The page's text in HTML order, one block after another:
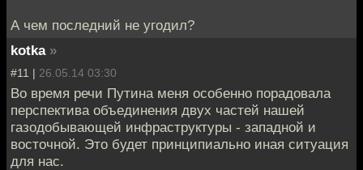
А чем последний не угодил?
kotka »
#11 | 26.05.14 03:30
Во время речи Путина меня особенно порадовала
перспектива объединения двух частей нашей
газодобывающей инфраструктуры - западной и
восточной. Это будет принципиально иная ситуация
для нас.